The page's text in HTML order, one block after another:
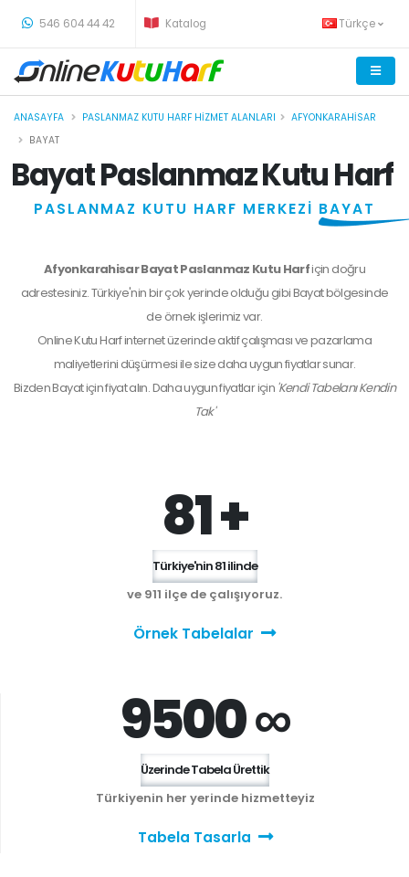
546 604 44 42 Katalog Türkçe
ANASAYFA PASLANMAZ KUTU HARF HIZMET ALANLARI
AFYONKARAHISAR
BAYAT
Bayat Paslanmaz Kutu Harf
PASLANMAZ KUTU HARF MERKEZİ BAYAT
Afyonkarahisar Bayat Paslanmaz Kutu Harfiçin doğru
adrestesiniz. Türkiye'nin bir çok yerinde olduğu gibi Bayat bölgesinde
de örnek işlerimiz var.
Online Kutu Harf internet üzerinde aktif çalışması ve pazarlama
maliyetlerini düşürmesi ile size daha uygun fiyatlar sunar.
BizdenBayatiçin fiyat alın. Daha uygun fiyatlar için 'Kendi Tabelanı Kendin
Tak'
81 +
Türkiye'nin 81 ilinde
ve 911 ilçe de çalışıyoruz.
Örnek Tabelalar
9500 ∞
Üzerinde Tabela Ürettik
Türkiyenin her yerinde hizmetteyiz
Tabela Tasarla